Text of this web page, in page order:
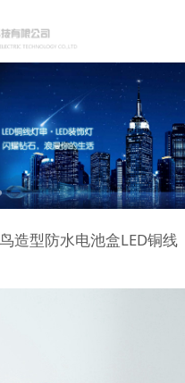
水电池盒
造型防水电池盒LED铜线